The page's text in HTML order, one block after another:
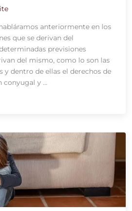
anteriormente en los
que se derivan del
previsiones
del mismo, como lo son las
y dentro de ellas el derechos de
conyugal y ...